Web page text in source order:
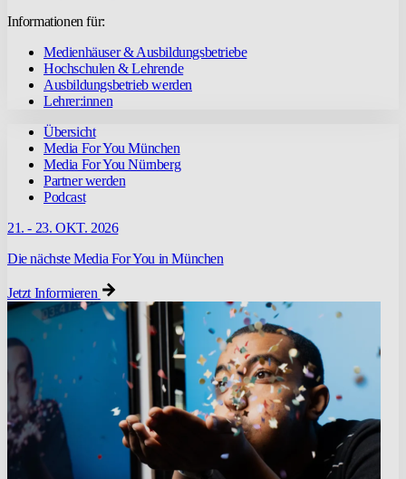
Informationen für:
Medienhäuser & Ausbildungsbetriebe
Hochschulen & Lehrende
Ausbildungsbetrieb werden
Lehrer:innen
Übersicht
Media For You München
Media For You Nürnberg
Partner werden
Podcast
21. - 23. OKT. 2026
Die nächste Media For You in München
Jetzt Informieren